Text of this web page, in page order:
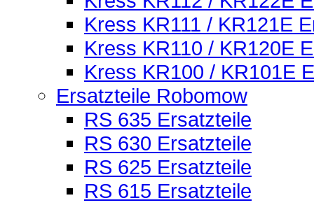
Kress KR111 / KR121E
Kress KR110 / KR120E
Kress KR100 / KR101E
Ersatzteile Robomow
RS 635 Ersatzteile
RS 630 Ersatzteile
RS 625 Ersatzteile
RS 615 Ersatzteile